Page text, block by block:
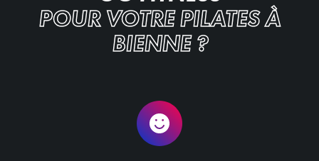
POUR VOTRE PILATES À
BIENNE ?